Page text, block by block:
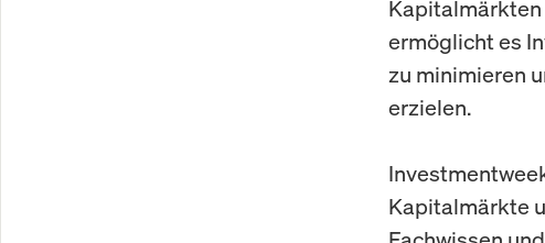
ermöglicht es
zu minimieren
erzielen.
Kapitalmärkte